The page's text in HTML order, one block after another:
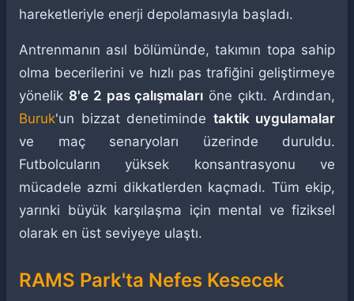
hareketleriyle enerji depolamasıyla başladı.
Antrenmanın asıl bölümünde, takımın topa sahip
olma becerilerini ve hızlı pas trafiğini geliştirmeye
yönelik 8'e 2 pas çalışmaları öne çıktı. Ardından,
Buruk'un bizzat denetiminde taktik uygulamalar
ve maç senaryoları üzerinde duruldu.
Futbolcuların yüksek konsantrasyonu ve
mücadele azmi dikkatlerden kaçmadı. Tüm ekip,
yarınki büyük karşılaşma için mental ve fiziksel
olarak en üst seviyeye ulaştı.
RAMS Park'ta Nefes Kesecek